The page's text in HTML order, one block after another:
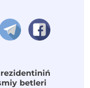
betleri